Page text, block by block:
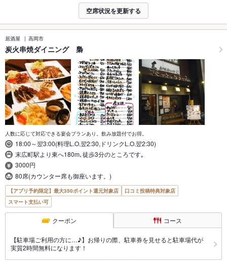
空席状況を更新する
居酒屋 高岡市
炭火串焼ダイニング 梟
人数に応じて対応できる宴会プランあり。飲み放題付でお得。
18:00～翌3:00(料理L.O.翌2:30,ドリンクL.O.翌2:30)
末広町駅より東へ180m､徒歩3分のところです｡
3000円
80席(カウンター席も御座います。)
【アプリ予約限定】最大350ポイント還元対象店
口コミ投稿特典対象店
スマート支払い可
クーポン コース
【駐車場ご利用の方に…♪】お帰りの際、駐車券を見せると駐車場代が
実質2時間無料になります！